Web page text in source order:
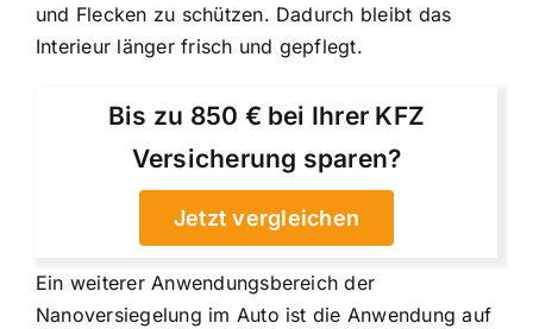
und Flecken zu schützen. Dadurch bleibt das
Interieur länger frisch und gepflegt.
Bis zu 850 € bei Ihrer KFZ
Versicherung sparen?
Jetzt vergleichen
Ein weiterer Anwendungsbereich der
Nanoversiegelung im Auto ist die Anwendung auf